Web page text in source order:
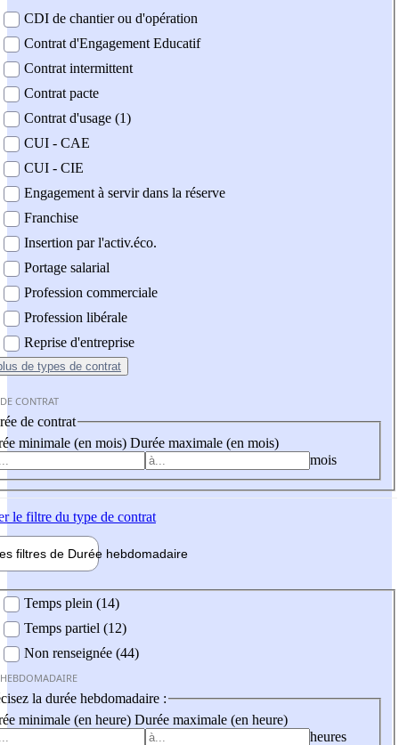
CDI de chantier ou d'opération
Contrat d'Engagement Educatif
Contrat intermittent
Contrat pacte
Contrat d'usage (1)
CUI - CAE
CUI - CIE
Engagement à servir dans la réserve
Franchise
Insertion par l'activ.éco.
Portage salarial
Profession commerciale
Profession libérale
Reprise d'entreprise
de types de contrat
CONTRAT
de contrat
minimale (en mois) Durée maximale (en mois)
mois
le filtre du type de contrat
filtres de Durée hebdomadaire
Temps plein (14)
Temps partiel (12)
Non renseignée (44)
la durée hebdomadaire :
minimale (en heure) Durée maximale (en heure)
heures